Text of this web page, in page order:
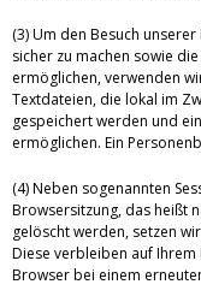
(3) Um den Besuch
sicher zu machen sowie
ermöglichen, verwenden
Textdateien, die lokal im
gespeichert werden und
ermöglichen. Ein
(4) Neben sogenannten
Browsersitzung, das heißt
gelöscht werden, setzen
Diese verbleiben auf Ihrem
Browser bei einem